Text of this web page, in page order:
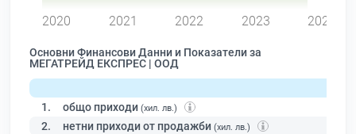
2020 2021 2022 2023 2024
Основни Финансови Данни и Показатели за
МЕГАТРЕЙД ЕКСПРЕС | ООД
1. общо приходи (хил. лв.)
2. нетни приходи от продажби (хил. лв.)